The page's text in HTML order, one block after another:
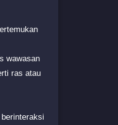
wawasan
ras atau